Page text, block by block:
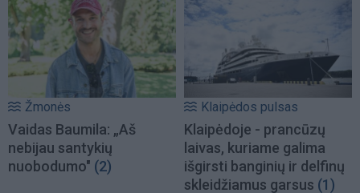
Žmonės
Vaidas Baumila: „Aš
nebijau santykių
nuobodumo" (2)
Klaipėdos pulsas
Klaipėdoje - prancūzų
laivas, kuriame galima
išgirsti banginių ir delfinų
skleidžiamus garsus (1)